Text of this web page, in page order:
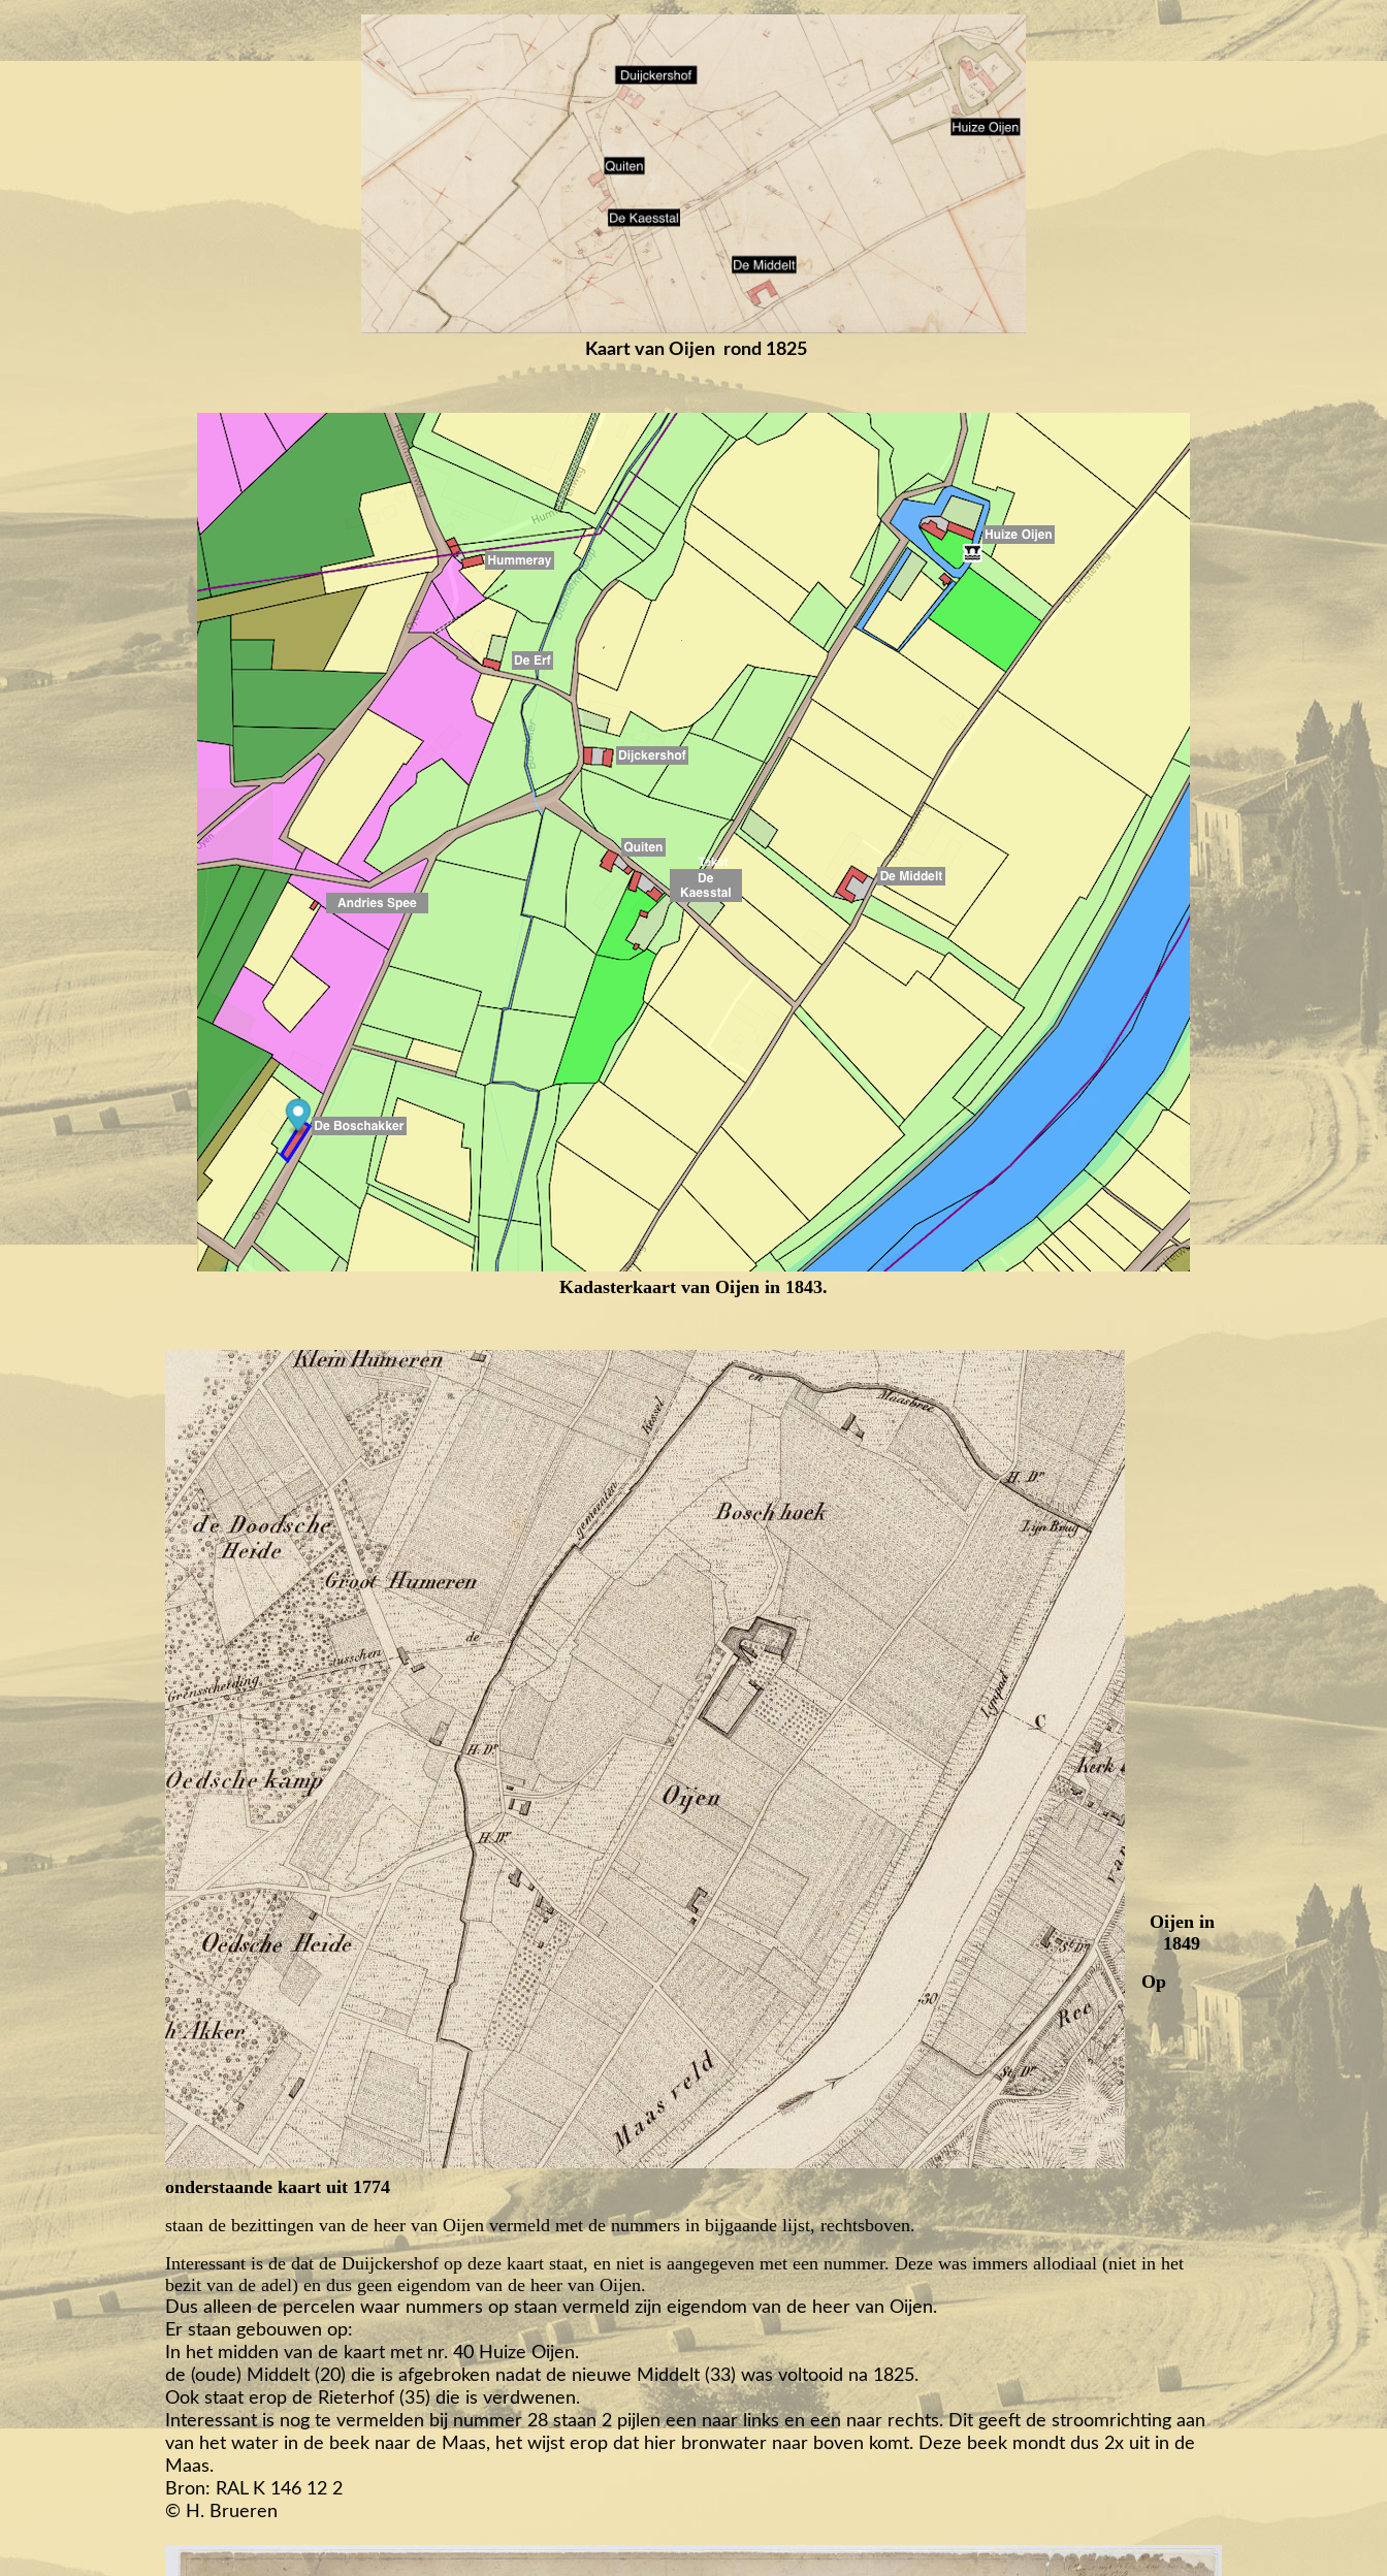
Kaart van Oijen rond 1825
Kadasterkaart van Oijen in 1843.
Oijen in
1849
Op
onderstaande kaart uit 1774
staan de bezittingen van de heer van Oijen vermeld met de nummers in bijgaande lijst, rechtsboven.
Interessant is de dat de Duijckershof op deze kaart staat, en niet is aangegeven met een nummer. Deze was immers allodiaal (niet in het
bezit van de adel) en dus geen eigendom van de heer van Oijen.
Dus alleen de percelen waar nummers op staan vermeld zijn eigendom van de heer van Oijen.
Er staan gebouwen op:
In het midden van de kaart met nr. 40 Huize Oijen.
de (oude) Middelt (20) die is afgebroken nadat de nieuwe Middelt (33) was voltooid na 1825.
Ook staat erop de Rieterhof (35) die is verdwenen.
Interessant is nog te vermelden bij nummer 28 staan 2 pijlen een naar links en een naar rechts. Dit geeft de stroomrichting aan
van het water in de beek naar de Maas, het wijst erop dat hier bronwater naar boven komt. Deze beek mondt dus 2x uit in de
Maas.
Bron: RAL K 146 12 2
© H. Brueren